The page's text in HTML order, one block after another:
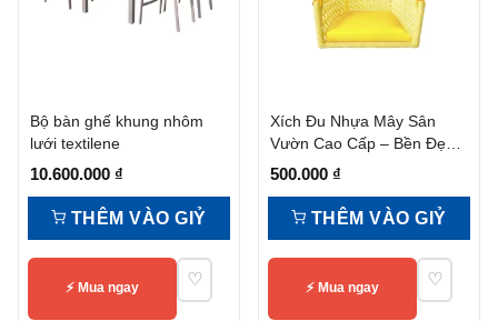
Bộ bàn ghế khung nhôm
lưới textilene
10.600.000 ₫
THÊM VÀO GIỶ
⚡ Mua ngay ♡
Xích Đu Nhựa Mây Sân
Vườn Cao Cấp – Bền Đẹp,
Sang Trọng, Giá Tốt
500.000 ₫
THÊM VÀO GIỶ
⚡ Mua ngay ♡